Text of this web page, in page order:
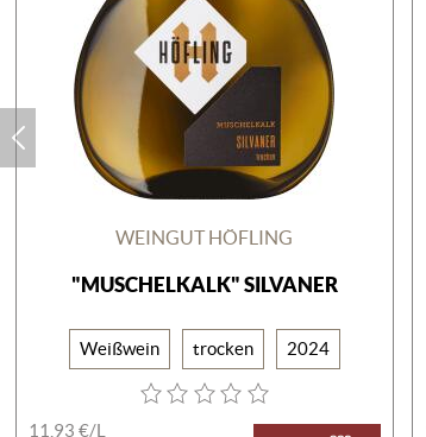
WEINGUT HÖFLING
"MUSCHELKALK" SILVANER
Weißwein trocken 2024
11,93 €/L